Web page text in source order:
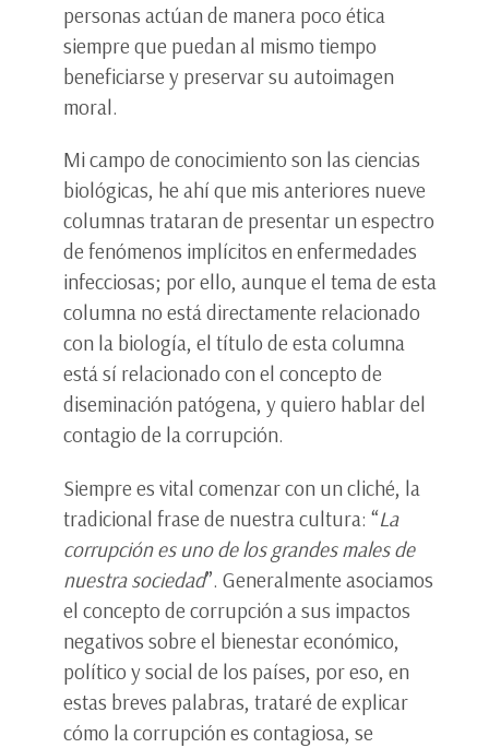
personas actúan de manera poco ética
siempre que puedan al mismo tiempo
beneficiarse y preservar su autoimagen
moral.
Mi campo de conocimiento son las ciencias
biológicas, he ahí que mis anteriores nueve
columnas trataran de presentar un espectro
de fenómenos implícitos en enfermedades
infecciosas; por ello, aunque el tema de esta
columna no está directamente relacionado
con la biología, el título de esta columna
está sí relacionado con el concepto de
diseminación patógena, y quiero hablar del
contagio de la corrupción.
Siempre es vital comenzar con un cliché, la
tradicional frase de nuestra cultura: “La
corrupción es uno de los grandes males de
nuestra sociedad”. Generalmente asociamos
el concepto de corrupción a sus impactos
negativos sobre el bienestar económico,
político y social de los países, por eso, en
estas breves palabras, trataré de explicar
cómo la corrupción es contagiosa, se